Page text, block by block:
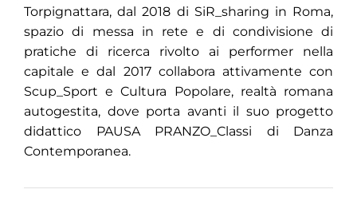
Torpignattara, dal 2018 di SiR_sharing in Roma,
spazio di messa in rete e di condivisione di
pratiche di ricerca rivolto ai performer nella
capitale e dal 2017 collabora attivamente con
Scup_Sport e Cultura Popolare, realtà romana
autogestita, dove porta avanti il suo progetto
didattico PAUSA PRANZO_Classi di Danza
Contemporanea.